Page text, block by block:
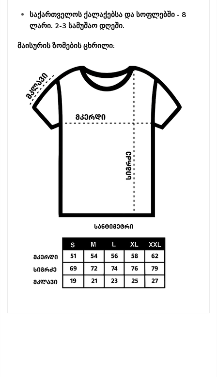
საქართველოს ქალაქებსა და სოფლებში - 8
ლარი. 2-3 სამუშაო დღეში.
მაისურის ზომების ცხრილი: